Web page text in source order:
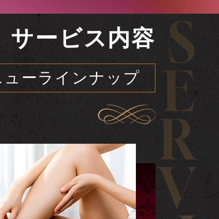
S
E
R
V
サービス内容
ーラインナップ